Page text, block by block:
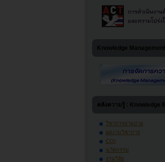
Knowledge
คลังความรู้ : Knowledge
วิชาการยามบ่าย
ผลงานวิชาการ
CQI
นวัตกรรม
งานวิจัย